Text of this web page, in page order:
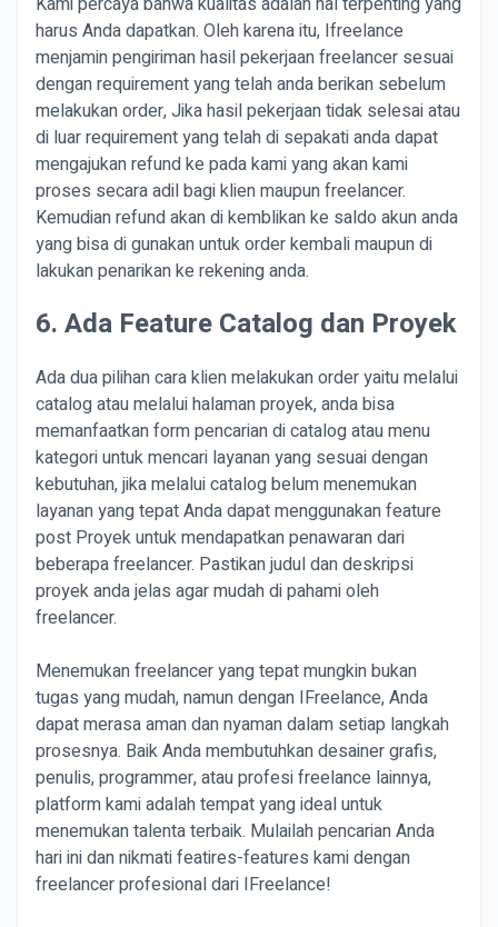
harus Anda dapatkan. Oleh karena itu, Ifreelance
menjamin pengiriman hasil pekerjaan freelancer sesuai
dengan requirement yang telah anda berikan sebelum
melakukan order, Jika hasil pekerjaan tidak selesai atau
di luar requirement yang telah di sepakati anda dapat
mengajukan refund ke pada kami yang akan kami
proses secara adil bagi klien maupun freelancer.
Kemudian refund akan di kemblikan ke saldo akun anda
yang bisa di gunakan untuk order kembali maupun di
lakukan penarikan ke rekening anda.
6. Ada Feature Catalog dan Proyek
Ada dua pilihan cara klien melakukan order yaitu melalui
catalog atau melalui halaman proyek, anda bisa
memanfaatkan form pencarian di catalog atau menu
kategori untuk mencari layanan yang sesuai dengan
kebutuhan, jika melalui catalog belum menemukan
layanan yang tepat Anda dapat menggunakan feature
post Proyek untuk mendapatkan penawaran dari
beberapa freelancer. Pastikan judul dan deskripsi
proyek anda jelas agar mudah di pahami oleh
freelancer.
Menemukan freelancer yang tepat mungkin bukan
tugas yang mudah, namun dengan IFreelance, Anda
dapat merasa aman dan nyaman dalam setiap langkah
prosesnya. Baik Anda membutuhkan desainer grafis,
penulis, programmer, atau profesi freelance lainnya,
platform kami adalah tempat yang ideal untuk
menemukan talenta terbaik. Mulailah pencarian Anda
hari ini dan nikmati featires-features kami dengan
freelancer profesional dari IFreelance!